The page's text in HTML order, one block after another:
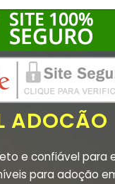
ADOCÃO
e confiável para
para adoção